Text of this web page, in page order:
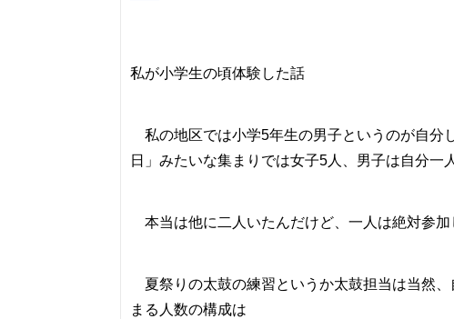
私が小学生の頃体験した話
私の地区では小学5年生の男子というのが自分
日」みたいな集まりでは女子5人、男子は自分一
本当は他に二人いたんだけど、一人は絶対参加
夏祭りの太鼓の練習というか太鼓担当は当然
まる人数の構成は